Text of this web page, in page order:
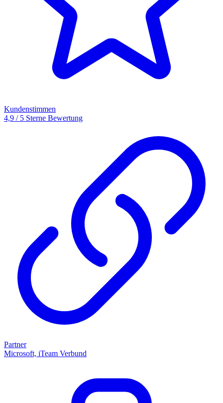
Kundenstimmen
4,9 / 5 Sterne Bewertung
Partner
Microsoft, iTeam Verbund